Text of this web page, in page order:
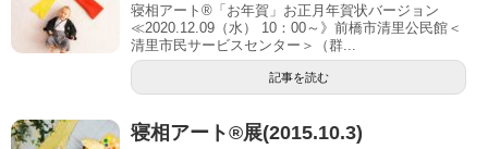
寝相アート®︎「お年賀」お正月年賀状バージョン
≪2020.12.09（水） 10：00～》前橋市清里公民館＜
清里市民サービスセンター＞（群...
記事を読む
寝相アート®展(2015.10.3)